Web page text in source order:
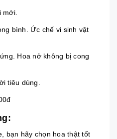
mới.
bình. Ức chế vi sinh vật
Hoa nở không bị cong
tiêu dùng.
bạn hãy chọn hoa thật tốt